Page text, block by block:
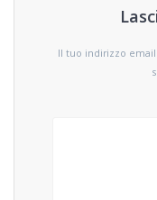
Il tuo indirizzo